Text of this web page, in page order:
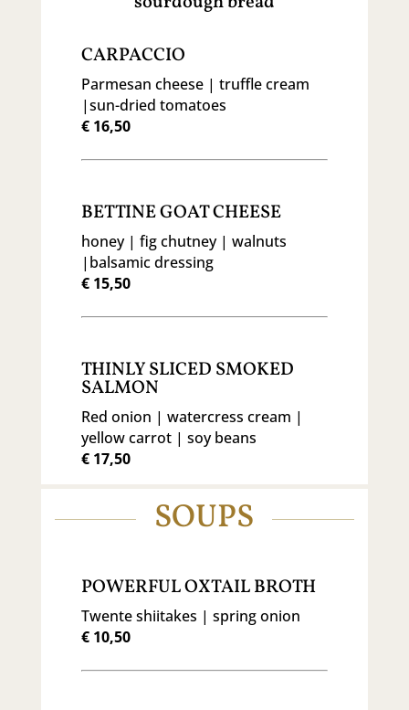
CARPACCIO
Parmesan cheese | truffle cream
|sun-dried tomatoes
€ 16,50
BETTINE GOAT CHEESE
honey | fig chutney | walnuts
|balsamic dressing
€ 15,50
THINLY SLICED SMOKED
SALMON
Red onion | watercress cream |
yellow carrot | soy beans
€ 17,50
SOUPS
POWERFUL OXTAIL BROTH
Twente shiitakes | spring onion
€ 10,50